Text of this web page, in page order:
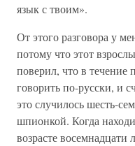
язык с твоим».
От этого разговора у
потому что этот
поверил, что в течение
говорить по-русски, и
это случилось шесть-
шпионкой. Когда
возрасте восемнадцати